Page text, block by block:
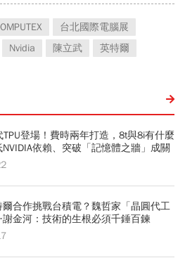
台北國際電腦展
Nvidia 陳立武 英特爾
TPU登場！費時兩年打造，8t與8i有什麼
依賴、突破「記憶體之牆」成關
合作挑戰台積電？魏哲家「晶圓代工
金河：技術的生根必須千錘百鍊